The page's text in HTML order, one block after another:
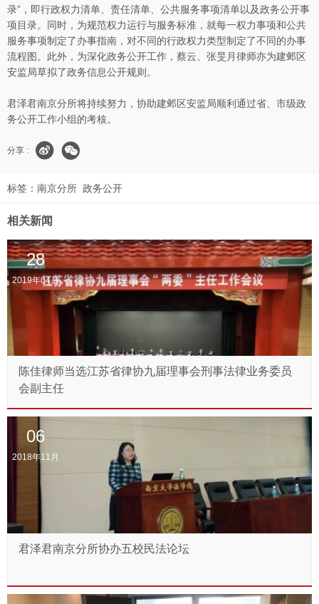
录”，即行政权力清单、责任清单、公共服务事项清单以及政务公开事
项目录。同时，为规范权力运行与服务标准，就每一权力事项和公共
服务事项制定了办事指南，对不同的行政权力类型制定了不同的办事
流程图。此外，为深化政务公开工作，蔡云、张旻月律师亦为建邺区
安监局草拟了政务信息公开规则。
君泽君南京分所将持续努力，协助建邺区安监局顺利通过省、市级政
务公开工作小组的考核。
分享 :
标签： 南京分所 政务公开
相关新闻
28
2019年04月
陈佳律师当选江苏省律协九届理事会刑事法律业务委员
会副主任
06
2018年11月
君泽君南京分所协办五校民法论坛